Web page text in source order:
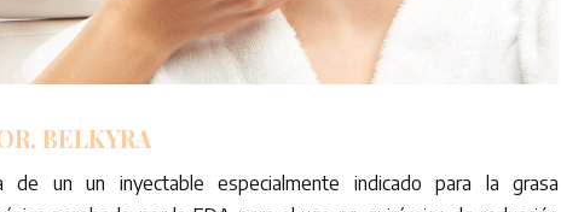
BELKYRA
un un inyectable especialmente indicado para la grasa